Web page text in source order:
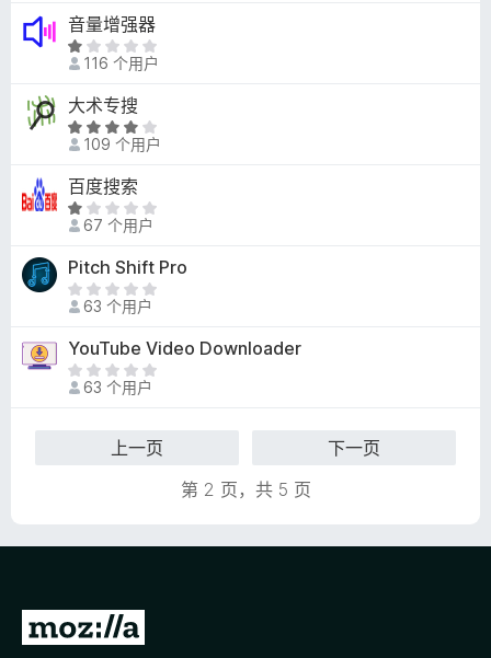
5
1
/
5
音量增强器
评
分
/
5
116 个用户
大术专搜
评
分
4
.
2
5
109 个用户
百度搜索
评
分
1
/
5
67 个用户
Pitch Shift Pro
目
前
尚
无
评
63 个用户
YouTube Video Downloader
目
前 63 个用户
上一页
下一页
第 2 页，共 5 页
转